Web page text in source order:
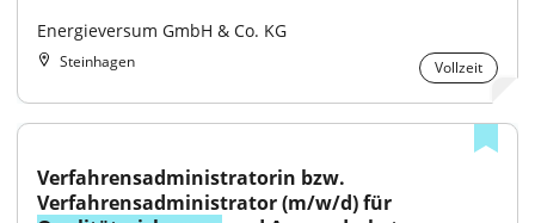
Energieversum GmbH & Co. KG
Steinhagen Vollzeit
Verfahrensadministratorin bzw.